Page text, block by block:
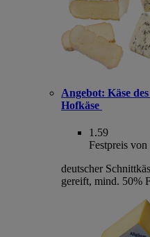
Angebot: Käse
Hofkäse
1.59
Festpreis
deutscher
gereift, mind. 50%